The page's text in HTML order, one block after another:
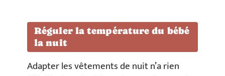
Réguler la température du bébé
la nuit
Adapter les vêtements de nuit n’a rien